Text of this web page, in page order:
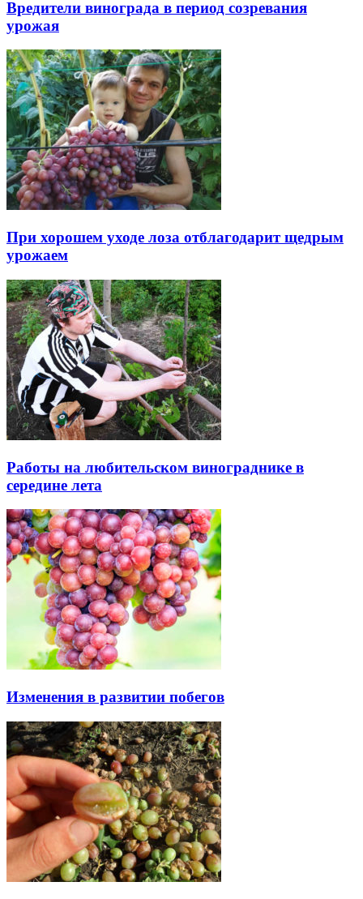
Вредители винограда в период созревания
урожая
При хорошем уходе лоза отблагодарит щедрым
урожаем
Работы на любительском винограднике в
середине лета
Изменения в развитии побегов